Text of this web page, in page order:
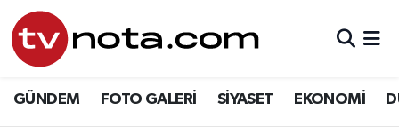
GÜNDEM FOTO GALERİ SİYASET EKONOMİ
GÜNDEM
Hava Durumu